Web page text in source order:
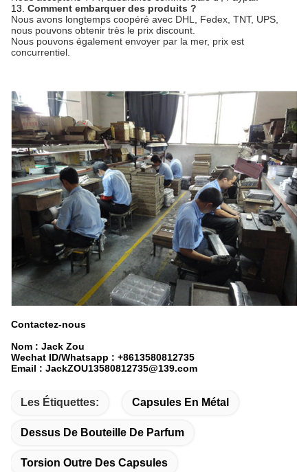
13. Comment embarquer des produits ?
Nous avons longtemps coopéré avec DHL, Fedex, TNT, UPS,
nous pouvons obtenir très le prix discount.
Nous pouvons également envoyer par la mer, prix est
concurrentiel.
Contactez-nous
Nom : Jack Zou
Wechat ID/Whatsapp : +8613580812735
Email : JackZOU13580812735@139.com
Les Étiquettes: Capsules En Métal
Dessus De Bouteille De Parfum
Torsion Outre Des Capsules